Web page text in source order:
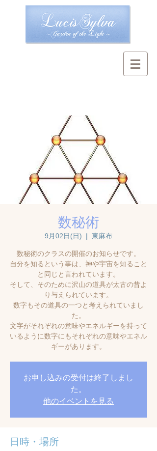
数秘術
9月02日(日)
  |
東麻布
数秘術のクラスの開催のお知らせです。
自分を知るという事は、神や宇宙を知ること
と同じと言われています。
そして、そのために沢山の道具が太古の昔よ
り与えられています。
数字もその道具の一つと考えられていまし
た。
文字がそれぞれの意味やエネルギーを持って
いるように数字にもそれぞれの意味やエネル
ギーがあります。
お申し込みの受付は終了しまし
た。
他のイベントを見る
日時・場所